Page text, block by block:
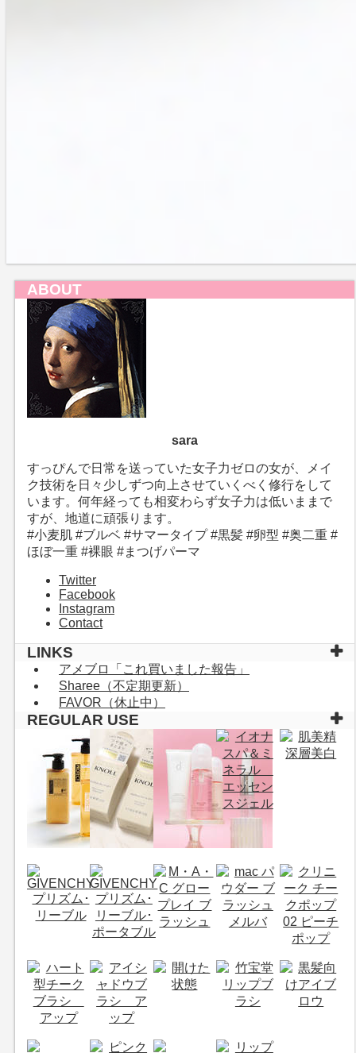
ABOUT
sara
すっぴんで日常を送っていた女子力ゼロの女が、メイ
ク技術を日々少しずつ向上させていくべく修行をして
います。何年経っても相変わらず女子力は低いままで
すが、地道に頑張ります。
#小麦肌 #ブルベ #サマータイプ #黒髪 #卵型 #奥二重 #
ほぼ一重 #裸眼 #まつげパーマ
Twitter
Facebook
Instagram
Contact
LINKS
アメブロ「これ買いました報告」
Sharee（不定期更新）
FAVOR（休止中）
REGULAR USE